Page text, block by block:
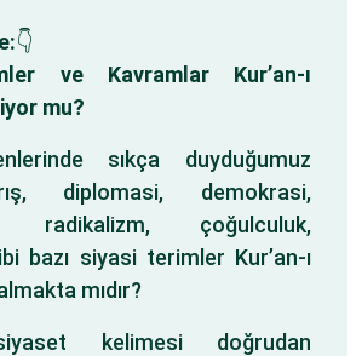
👇
ve Kavramlar Kur’an-ı
mu?
sıkça duyduğumuz
diplomasi, demokrasi,
radikalizm, çoğulculuk,
bazı siyasi terimler Kur’an-ı
mıdır?
siyaset kelimesi doğrudan